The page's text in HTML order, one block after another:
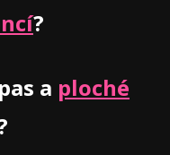
?
a ploché